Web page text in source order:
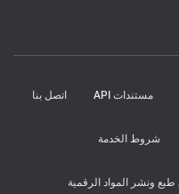
مستندات API اتصل بنا
شروط الخدمة
ونشر المواد الرقمية